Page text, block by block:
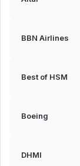
BBN Airlines
Best of HSM
Boeing
DHMI